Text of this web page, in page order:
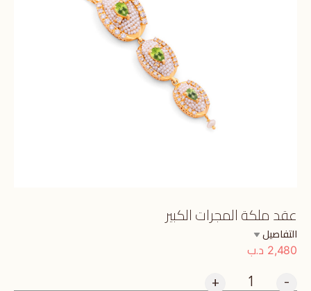
عقد ملكة المجرات الكبير
التفاصيل
2,480 د.ب
-
+